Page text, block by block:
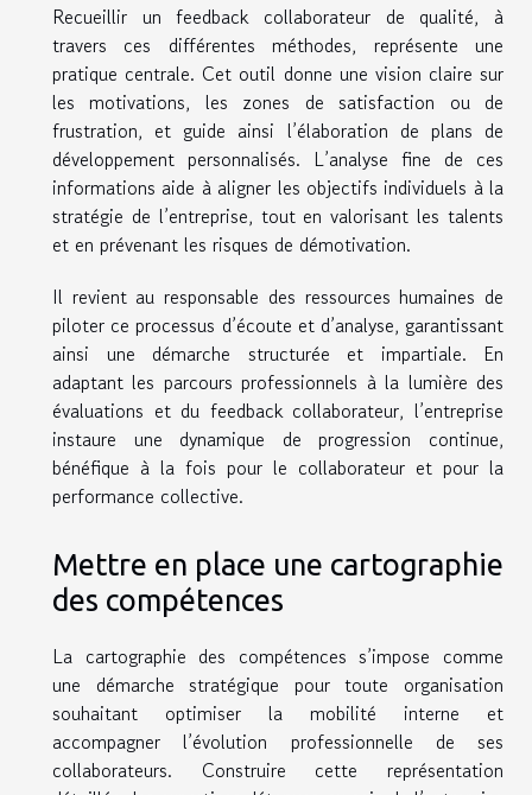
Recueillir un feedback collaborateur de qualité, à
travers ces différentes méthodes, représente une
pratique centrale. Cet outil donne une vision claire sur
les motivations, les zones de satisfaction ou de
frustration, et guide ainsi l’élaboration de plans de
développement personnalisés. L’analyse fine de ces
informations aide à aligner les objectifs individuels à la
stratégie de l’entreprise, tout en valorisant les talents
et en prévenant les risques de démotivation.
Il revient au responsable des ressources humaines de
piloter ce processus d’écoute et d’analyse, garantissant
ainsi une démarche structurée et impartiale. En
adaptant les parcours professionnels à la lumière des
évaluations et du feedback collaborateur, l’entreprise
instaure une dynamique de progression continue,
bénéfique à la fois pour le collaborateur et pour la
performance collective.
Mettre en place une cartographie
des compétences
La cartographie des compétences s’impose comme
une démarche stratégique pour toute organisation
souhaitant optimiser la mobilité interne et
accompagner l’évolution professionnelle de ses
collaborateurs. Construire cette représentation